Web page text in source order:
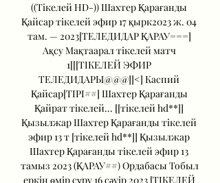
((Тікелей HD-)) Шахтер Қарағанды
Қайсар тікелей эфир 17 қырк2023 ж. 04
там. — 2023[ТЕЛЕДИДАР ҚАРАУ===]
Ақсу Мақтаарал тікелей матч
1[[[ТІКЕЛЕЙ ЭФИР
ТЕЛЕДИДАРЫ@@@]]<] Каспий
Қайсар[ТІРІ##] Шахтер Қарағанды
Қайрат тікелей... [[тікелей hd**]]
Қызылжар Шахтер Қарағанды тікелей
эфир 13 т [тікелей hd**]] Қызылжар
Шахтер Қарағанды тікелей эфир 13
тамыз 2023 (ҚАРАУ##) Ордабасы Тобыл
еркін өмір сүру 16 сәуір 2023 [ТІКЕЛЕЙ